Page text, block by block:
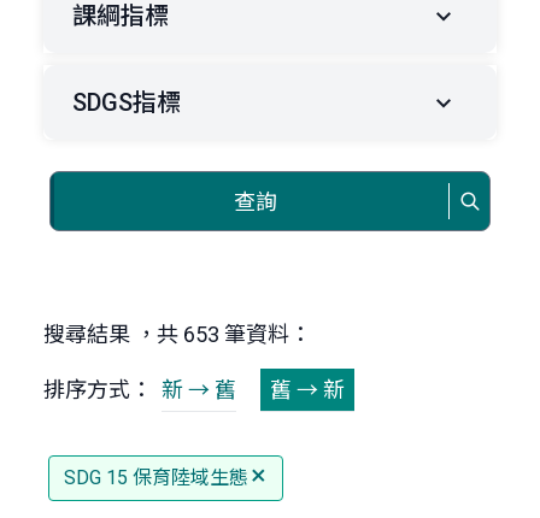
課綱指標
SDGS指標
查詢
搜尋結果 ，共 653 筆資料：
排序方式： 新 → 舊 舊 → 新
SDG 15 保育陸域生態